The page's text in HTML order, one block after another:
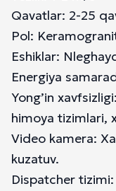
Qavatlar: 2-25
Pol:
Eshiklar:
Energiya
Yong’in
himoya tizimlari,
Video kamera:
kuzatuv.
Dispatcher